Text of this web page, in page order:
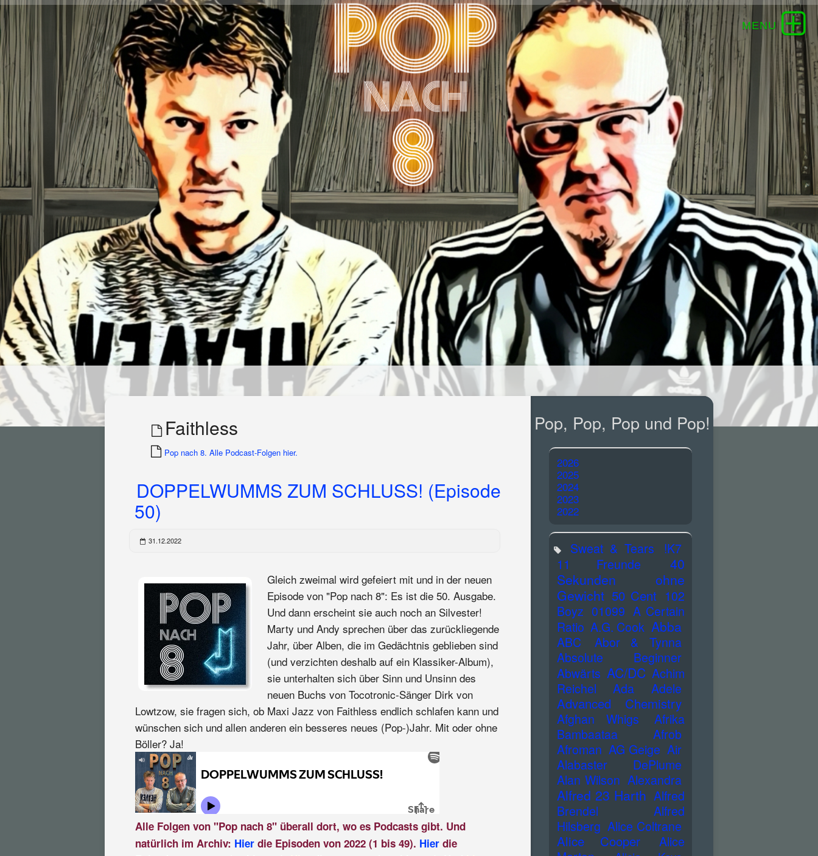
Faithless
Pop nach 8. Alle Podcast-Folgen hier.
DOPPELWUMMS ZUM SCHLUSS! (Episode
50)
31.12.2022
Gleich zweimal wird gefeiert mit und in der neuen
Episode von "Pop nach 8": Es ist die 50. Ausgabe.
Und dann erscheint sie auch noch an Silvester!
Marty und Andy sprechen über das zurückliegende
Jahr, über Alben, die im Gedächtnis geblieben sind
(und verzichten deshalb auf ein Klassiker-Album),
sie unterhalten sich über Sinn und Unsinn des
neuen Buchs von Tocotronic-Sänger Dirk von
Lowtzow, sie fragen sich, ob Maxi Jazz von Faithless endlich schlafen kann und
wünschen sich und allen anderen ein besseres neues (Pop-)Jahr. Mit oder ohne
Böller? Ja!
Alle Folgen von "Pop nach 8" überall dort, wo es Podcasts gibt. Und
natürlich im Archiv: Hier die Episoden von 2022 (1 bis 49). Hier die
Pop, Pop, Pop und Pop!
2026
2025
2024
2023
2022
Sweat & Tears
!K7
11 Freunde
40
Sekunden ohne
Gewicht 50 Cent 102
Boyz 01099 A Certain
Ratio A.G. Cook Abba
ABC
Abor & Tynna
Absolute Beginner
Abwärts AC/DC Achim
Reichel
Ada Adele
Advanced Chemistry
Afghan Whigs
Afrika
Bambaataa
Afrob
Afroman AG Geige Air
Alabaster DePlume
Alan Wilson Alexandra
Alfred 23 Harth Alfred
Brendel
Alfred
Hilsberg Alice Coltrane
Alice Cooper
Alice